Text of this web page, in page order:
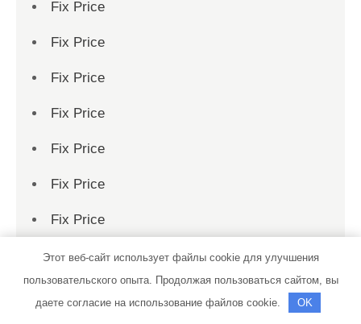
Fix Price
Fix Price
Fix Price
Fix Price
Fix Price
Fix Price
Fix Price
Fix Price
Этот веб-сайт использует файлы cookie для улучшения
пользовательского опыта. Продолжая пользоваться сайтом, вы
даете согласие на использование файлов cookie.
OK